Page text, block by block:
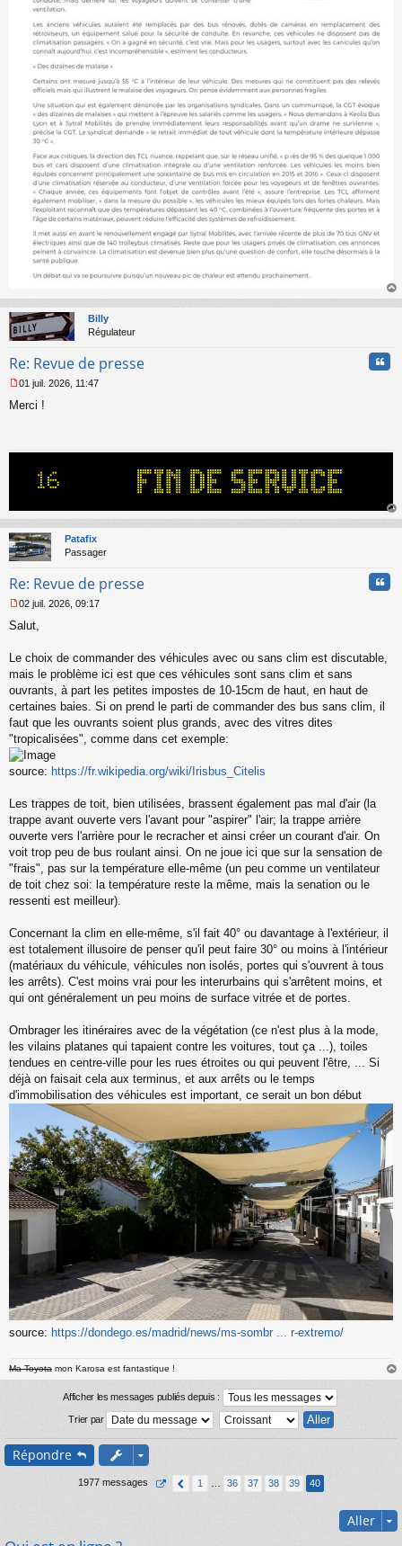
au
Billy
Régulateur
Re: Revue de presse
e
n
l
u
01 juil. 2026, 11:47
Merci !
au
Patafix
Passager
Re: Revue de presse
e
s
g
e
n
o
n
l
u
02 juil. 2026, 09:17
Salut,
Le choix de commander des véhicules avec ou sans clim est discutable,
mais le problème ici est que ces véhicules sont sans clim et sans
ouvrants, à part les petites impostes de 10-15cm de haut, en haut de
certaines baies. Si on prend le parti de commander des bus sans clim, il
faut que les ouvrants soient plus grands, avec des vitres dites
"tropicalisées", comme dans cet exemple:
source: https://fr.wikipedia.org/wiki/Irisbus_Citelis
Les trappes de toit, bien utilisées, brassent également pas mal d'air (la
trappe avant ouverte vers l'avant pour "aspirer" l'air; la trappe arrière
ouverte vers l'arrière pour le recracher et ainsi créer un courant d'air. On
voit trop peu de bus roulant ainsi. On ne joue ici que sur la sensation de
"frais", pas sur la température elle-même (un peu comme un ventilateur
de toit chez soi: la température reste la même, mais la senation ou le
ressenti est meilleur).
Concernant la clim en elle-même, s'il fait 40° ou davantage à l'extérieur, il
est totalement illusoire de penser qu'il peut faire 30° ou moins à l'intérieur
(matériaux du véhicule, véhicules non isolés, portes qui s'ouvrent à tous
les arrêts). C'est moins vrai pour les interurbains qui s'arrêtent moins, et
qui ont généralement un peu moins de surface vitrée et de portes.
Ombrager les itinéraires avec de la végétation (ce n'est plus à la mode,
les vilains platanes qui tapaient contre les voitures, tout ça ...), toiles
tendues en centre-ville pour les rues étroites ou qui peuvent l'être, ... Si
déjà on faisait cela aux terminus, et aux arrêts ou le temps
d'immobilisation des véhicules est important, ce serait un bon début
source: https://dondego.es/madrid/news/ms-sombr ... r-extremo/
Ma Toyota mon Karosa est fantastique !
au
Afficher les messages publiés depuis :
Trier par
Répondre
1977 messages 1 36 37 38 39 40
Aller